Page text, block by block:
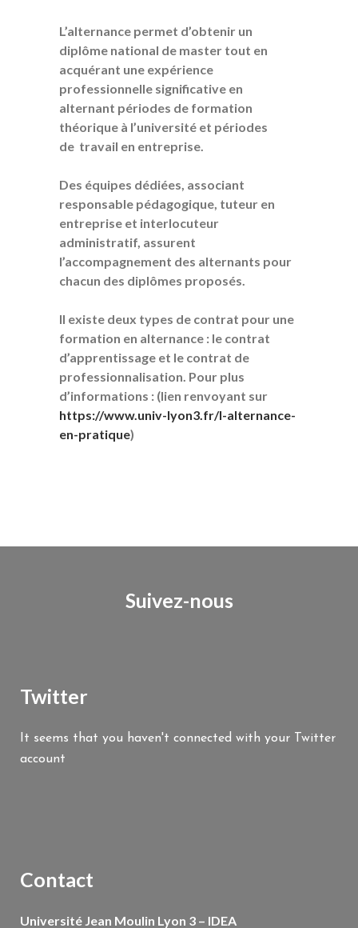
L’alternance permet d’obtenir un
diplôme national de master tout en
acquérant une expérience
professionnelle significative en
alternant périodes de formation
théorique à l’université et périodes
de travail en entreprise.
Des équipes dédiées, associant
responsable pédagogique, tuteur en
entreprise et interlocuteur
administratif, assurent
l’accompagnement des alternants pour
chacun des diplômes proposés.
Il existe deux types de contrat pour une
formation en alternance : le contrat
d’apprentissage et le contrat de
professionnalisation. Pour plus
d’informations : (lien renvoyant sur
https://www.univ-lyon3.fr/l-alternance-
en-pratique)
Suivez-nous
Twitter
It seems that you haven't connected with your Twitter
account
Contact
Université Jean Moulin Lyon 3 – IDEA